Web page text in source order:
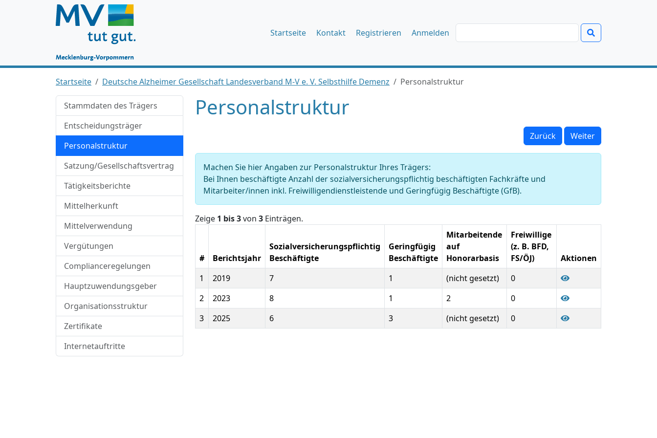
Startseite Kontakt Registrieren Anmelden
Startseite Deutsche Alzheimer Gesellschaft Landesverband M-V e. V. Selbsthilfe Demenz Personalstruktur
Stammdaten des Trägers
Entscheidungsträger
Personalstruktur
Satzung/Gesellschaftsvertrag
Tätigkeitsberichte
Mittelherkunft
Mittelverwendung
Vergütungen
Complianceregelungen
Hauptzuwendungsgeber
Organisationsstruktur
Zertifikate
Internetauftritte
Personalstruktur
Zurück Weiter
Machen Sie hier Angaben zur Personalstruktur Ihres Trägers:
Bei Ihnen beschäftigte Anzahl der sozialversicherungspflichtig beschäftigten Fachkräfte und
Mitarbeiter/innen inkl. Freiwilligendienstleistende und Geringfügig Beschäftigte (GfB).
Zeige 1 bis 3von 3 Einträgen.
# Berichtsjahr
Sozialversicherungspflichtig
Beschäftigte
Geringfügig
Beschäftigte
Mitarbeitende
auf
Honorarbasis
Freiwillige
(z. B. BFD,
FS/ÖJ)
Aktionen
1
2019 7 1 (nicht gesetzt)
0
2
2023 8 1 2
0
3
2025 6 3 (nicht gesetzt) 0